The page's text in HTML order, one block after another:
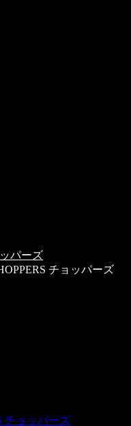
チョッパーズ